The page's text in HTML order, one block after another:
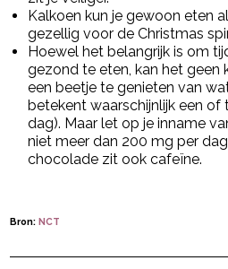
Kalkoen kun je gewoon eten
gezellig voor de Christmas
Hoewel het belangrijk is om
gezond te eten, kan het geen
een beetje te genieten van
betekent waarschijnlijk een
dag). Maar let op je inname
niet meer dan 200 mg per
chocolade zit ook cafeïne.
Bron:NCT
Post Views: 92